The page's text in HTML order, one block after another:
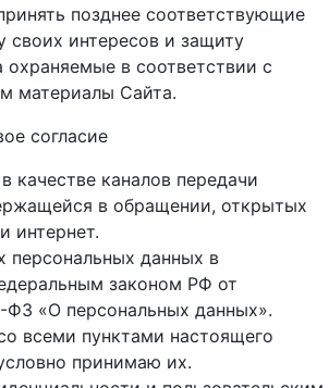
позднее соответствующие
своих интересов и защиту
охраняемые в соответствии с
материалы Сайта.
согласие
качестве каналов передачи
в обращении, открытых
интернет.
персональных данных в
законом РФ от
ФЗ «О персональных данных».
всеми пунктами настоящего
принимаю их.